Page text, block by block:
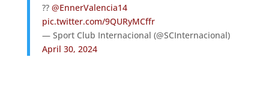
?? @EnnerValencia14
pic.twitter.com/9QURyMCffr
— Sport Club Internacional (@SCInternacional)
April 30, 2024